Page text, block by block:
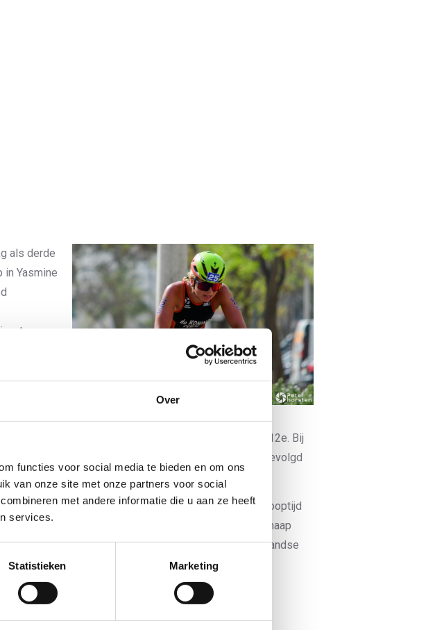
Over
functies voor social media te bieden en om ons
van onze site met onze partners voor social
met andere informatie die u aan ze heeft
services.
Statistieken Marketing
als derde
in Yasmine
in Zuid-
Marit van den Berg als 10e en Kim van ’t Verlaat als 12e. Bij
plek de beste Nederlander, op een paar seconden gevolgd
Rzeszów was Jorik van Egdom – die de tweede looptijd
landgenoot. Dorian Horsten (33e), Lars van der Knaap
op ruime afstand. Maaike Vooren was de enige Nederlandse
18e.